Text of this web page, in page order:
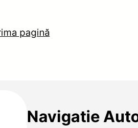
pagină
Navigatie